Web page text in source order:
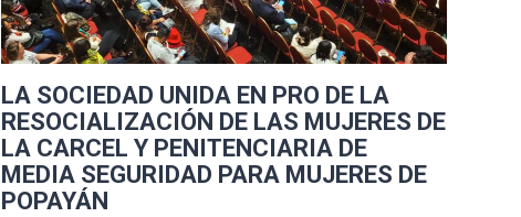
LA SOCIEDAD UNIDA EN PRO DE LA
RESOCIALIZACIÓN DE LAS MUJERES DE
LA CARCEL Y PENITENCIARIA DE
MEDIA SEGURIDAD PARA MUJERES DE
POPAYÁN